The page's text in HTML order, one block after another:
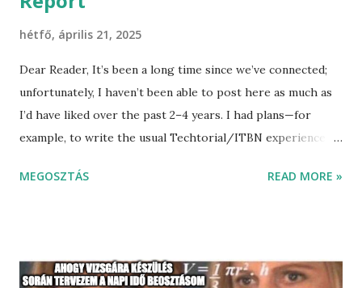
hétfő, április 21, 2025
Dear Reader, It’s been a long time since we’ve connected;
unfortunately, I haven’t been able to post here as much as
I’d have liked over the past 2–4 years. I had plans—for
example, to write the usual Techtorial/ITBN experience
documentation of my CCIE Service Provider preparation.
for those interested in networking. For example, the rise
MEGOSZTÁS READ MORE »